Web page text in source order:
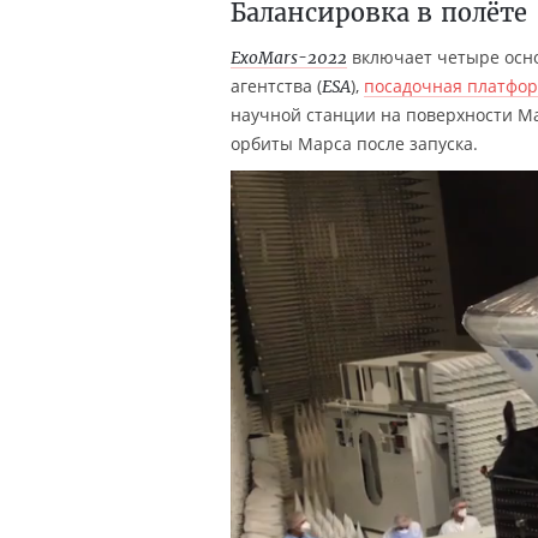
Балансировка в полёте
ExoMars-2022 включает четыре
агентства (ESA), посадочная
научной станции на поверхности
орбиты Марса после запуска.